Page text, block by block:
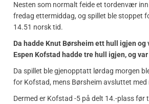
Nesten som normalt feide et tordenvær
fredag ettermiddag, og spillet ble stoppet
14.51 norsk tid.
Da hadde Knut Børsheim ett hull igjen og
Espen Kofstad hadde tre hull igjen, og
Da spillet ble gjenopptatt lørdag morgen
for Kofstad, mens Børsheim avsluttet med
Dermed er Kofstad -5 på delt 14.-plass før